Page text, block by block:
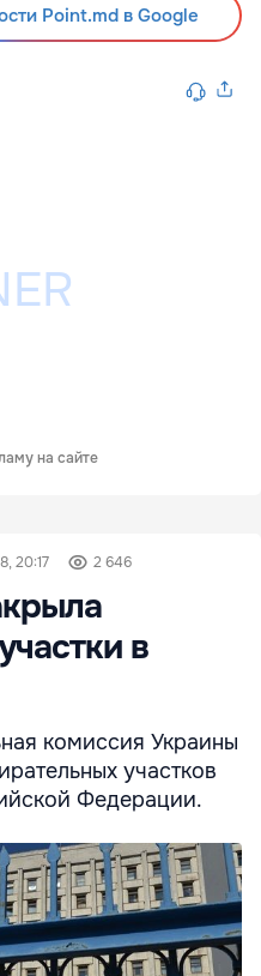
Point.md в Google
на сайте
20:17 2 646
в
комиссия Украины
участков
Федерации.